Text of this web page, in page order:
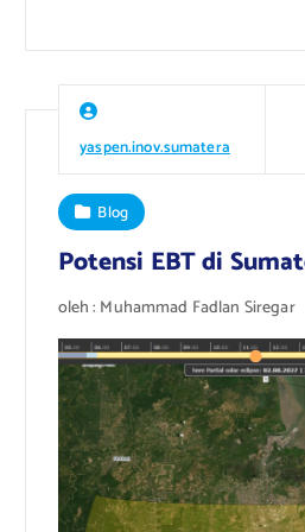
yaspen.inov.sumatera
Blog
Potensi EBT di
oleh : Muhammad Fadlan Siregar